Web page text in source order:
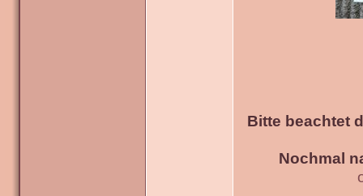
Bitte beachtet
Nochmal